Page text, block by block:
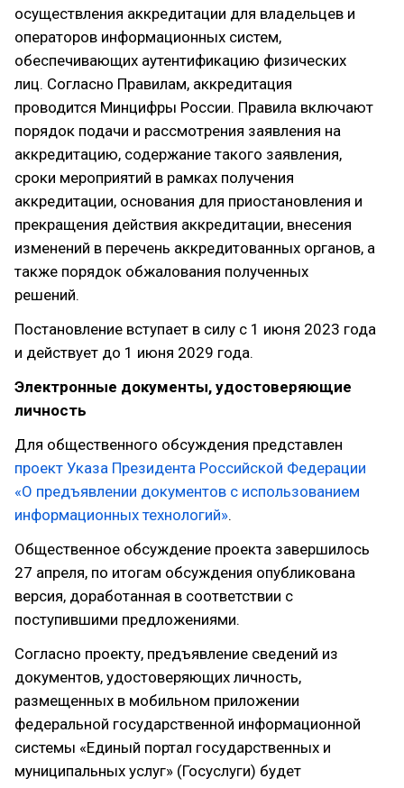
осуществления аккредитации для владельцев и
операторов информационных систем,
обеспечивающих аутентификацию физических
лиц. Согласно Правилам, аккредитация
проводится Минцифры России. Правила включают
порядок подачи и рассмотрения заявления на
аккредитацию, содержание такого заявления,
сроки мероприятий в рамках получения
аккредитации, основания для приостановления и
прекращения действия аккредитации, внесения
изменений в перечень аккредитованных органов, а
также порядок обжалования полученных
решений.
Постановление вступает в силу с 1 июня 2023 года
и действует до 1 июня 2029 года.
Электронные документы, удостоверяющие
личность
Для общественного обсуждения представлен
проект Указа Президента Российской Федерации
«О предъявлении документов с использованием
информационных технологий».
Общественное обсуждение проекта завершилось
27 апреля, по итогам обсуждения опубликована
версия, доработанная в соответствии с
поступившими предложениями.
Согласно проекту, предъявление сведений из
документов, удостоверяющих личность,
размещенных в мобильном приложении
федеральной государственной информационной
системы «Единый портал государственных и
муниципальных услуг» (Госуслуги) будет